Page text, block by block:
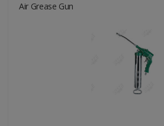
Air Grease Gun